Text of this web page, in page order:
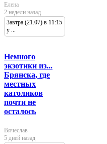
Елена
2 недели назад
Завтра (21.07) в 11:15
у ...
Немного
экзотики из...
Брянска, где
местных
католиков
почти не
осталось
Вячеслав
5 дней назад